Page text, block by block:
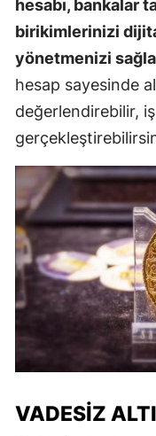
hesabı, bankalar
birikimlerinizi
yönetmenizi
hesap sayesinde
değerlendirebilir,
VADESIZ